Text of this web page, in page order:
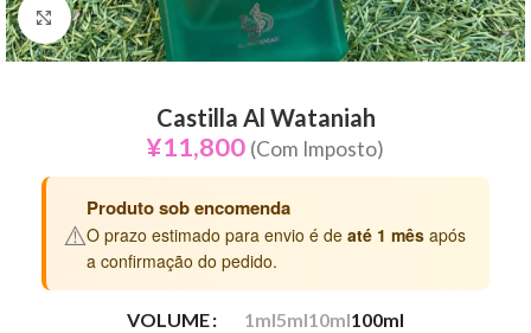
Click to enlarge
Castilla Al Wataniah
¥11,800 (Com Imposto)
⚠️
Produto sob encomenda
O prazo estimado para envio é de até 1 mês após
a confirmação do pedido.
VOLUME 1ml5ml10ml100ml